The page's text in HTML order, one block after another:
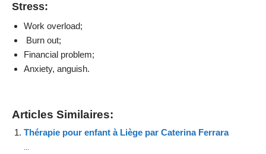
Stress:
Work overload;
Burn out;
Financial problem;
Anxiety, anguish.
Articles Similaires:
Thérapie pour enfant à Liège par Caterina Ferrara